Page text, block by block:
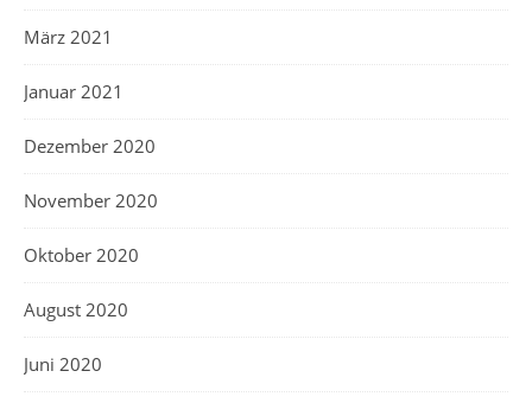
März 2021
Januar 2021
Dezember 2020
November 2020
Oktober 2020
August 2020
Juni 2020